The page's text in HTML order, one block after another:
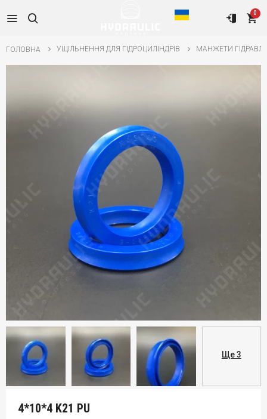
0
ГОЛОВНА УЩІЛЬНЕННЯ ДЛЯ ГІДРОЦИЛІНДРІВ МАНЖЕТИ
Ще 3
4*10*4 K21 PU